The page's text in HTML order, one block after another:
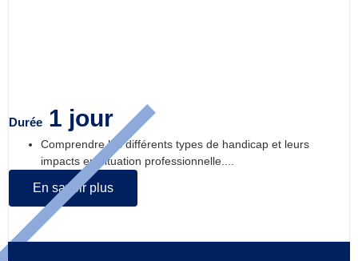
Durée 1 jour
Comprendre les différents types de handicap et leurs
impacts en situation professionnelle....
En savoir plus